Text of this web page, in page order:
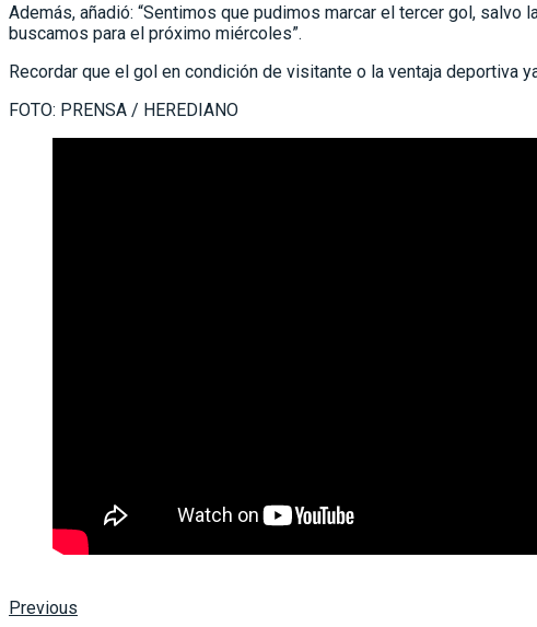
Además, añadió: “Sentimos que pudimos marcar el tercer gol, salvo
buscamos para el próximo miércoles”.
Recordar que el gol en condición de visitante o la ventaja deportiva
FOTO: PRENSA / HEREDIANO
Previous